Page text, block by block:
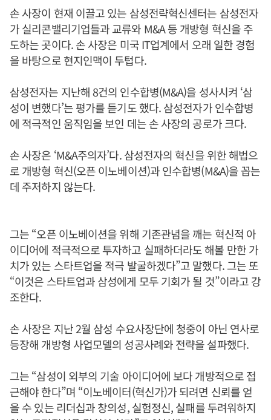
손 사장이 현재 이끌고 있는 삼성전략혁신센터는 삼성전자
가 실리콘밸리기업들과 교류와 M&A 등 개방형 혁신을 주
도하는 곳이다. 손 사장은 미국 IT업계에서 오래 일한 경험
을 바탕으로 현지인맥이 두텁다.
삼성전자는 지난해 8건의 인수합병(M&A)을 성사시켜 ‘삼
성이 변했다’는 평가를 듣기도 했다. 삼성전자가 인수합병
에 적극적인 움직임을 보인 데는 손 사장의 공로가 크다.
손 사장은 ‘M&A주의자’다. 삼성전자의 혁신을 위한 해법으
로 개방형 혁신(오픈 이노베이션)과 인수합병(M&A)을 꼽는
데 주저하지 않는다.
그는 “오픈 이노베이션을 위해 기존관념을 깨는 혁신적 아
이디어에 적극적으로 투자하고 실패하더라도 해볼 만한 가
치가 있는 스타트업을 적극 발굴하겠다”고 말했다. 그는 또
“이것은 스타트업과 삼성에게 모두 기회가 될 것”이라고 강
조한다.
손 사장은 지난 2월 삼성 수요사장단에 청중이 아닌 연사로
등장해 개방형 사업모델의 성공사례와 전략을 설파했다.
그는 “삼성이 외부의 기술 아이디어에 보다 개방적으로 접
근해야 한다”며 “이노베이터(혁신가)가 되려면 신뢰를 얻
을 수 있는 리더십과 창의성, 실험정신, 실패를 두려워하지